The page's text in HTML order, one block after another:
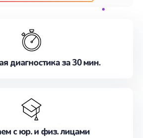
Не медлите записаться на
диагностика за 30 мин.
с юр. и физ. лицами